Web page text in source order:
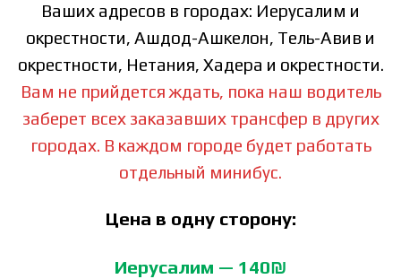
Ваших адресов в городах: Иерусалим и
окрестности, Ашдод-Ашкелон, Тель-Авив и
окрестности, Нетания, Хадера и окрестности.
Вам не прийдется ждать, пока наш водитель
заберет всех заказавших трансфер в других
городах. В каждом городе будет работать
отдельный минибус.
Цена в одну сторону:
Иерусалим — 140₪